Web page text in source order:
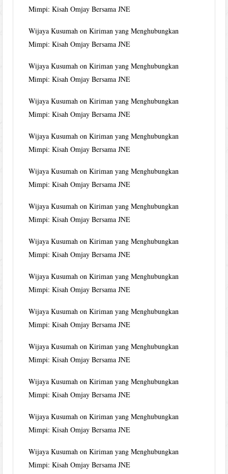
Mimpi: Kisah Omjay Bersama JNE
Wijaya Kusumah onKiriman yang Menghubungkan
Mimpi: Kisah Omjay Bersama JNE
Wijaya Kusumah onKiriman yang Menghubungkan
Mimpi: Kisah Omjay Bersama JNE
Wijaya Kusumah onKiriman yang Menghubungkan
Mimpi: Kisah Omjay Bersama JNE
Wijaya Kusumah onKiriman yang Menghubungkan
Mimpi: Kisah Omjay Bersama JNE
Wijaya Kusumah onKiriman yang Menghubungkan
Mimpi: Kisah Omjay Bersama JNE
Wijaya Kusumah onKiriman yang Menghubungkan
Mimpi: Kisah Omjay Bersama JNE
Wijaya Kusumah onKiriman yang Menghubungkan
Mimpi: Kisah Omjay Bersama JNE
Wijaya Kusumah onKiriman yang Menghubungkan
Mimpi: Kisah Omjay Bersama JNE
Wijaya Kusumah onKiriman yang Menghubungkan
Mimpi: Kisah Omjay Bersama JNE
Wijaya Kusumah onKiriman yang Menghubungkan
Mimpi: Kisah Omjay Bersama JNE
Wijaya Kusumah onKiriman yang Menghubungkan
Mimpi: Kisah Omjay Bersama JNE
Wijaya Kusumah onKiriman yang Menghubungkan
Mimpi: Kisah Omjay Bersama JNE
Wijaya Kusumah onKiriman yang Menghubungkan
Mimpi: Kisah Omjay Bersama JNE